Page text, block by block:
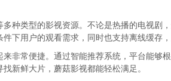
种类型的影视资源。不论是热播的电视
下用户的观看需求，同时也支持离线缓存
非常便捷。通过智能推荐系统，平台能
新鲜大片，蘑菇影视都能轻松满足。